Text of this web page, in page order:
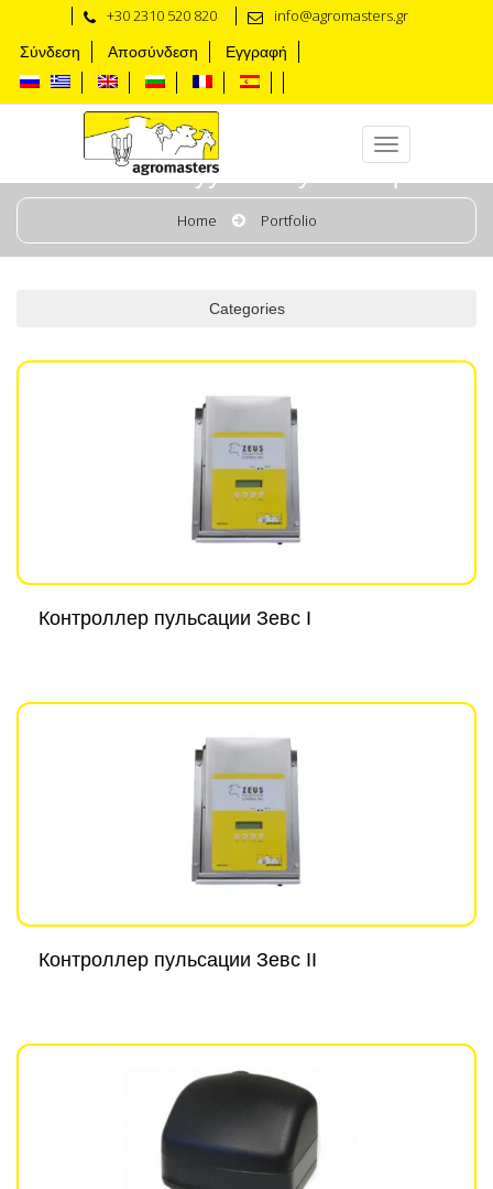
+30 2310 520 820 info@agromasters.gr
Σύνδεση Αποσύνδεση Εγγραφή
Линия вакуума и пульсатора
Home Portfolio
Categories
Контроллер пульсации Зевс I
Контроллер пульсации Зевс II